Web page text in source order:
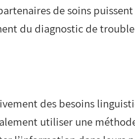
de soins
du diagnostic de
des besoins
utiliser une